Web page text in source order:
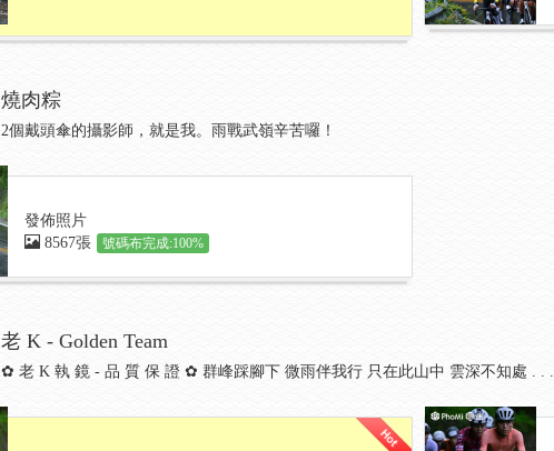
燒肉粽
2個戴頭傘的攝影師，就是我。雨戰武嶺辛苦囉！
發佈照片
8567張
號碼布完成:100%
老 K - Golden Team
✿ 老 K 執 鏡 - 品 質 保 證 ✿ 群峰踩腳下 微雨伴我行 只在此山中 雲深不知處 . . .